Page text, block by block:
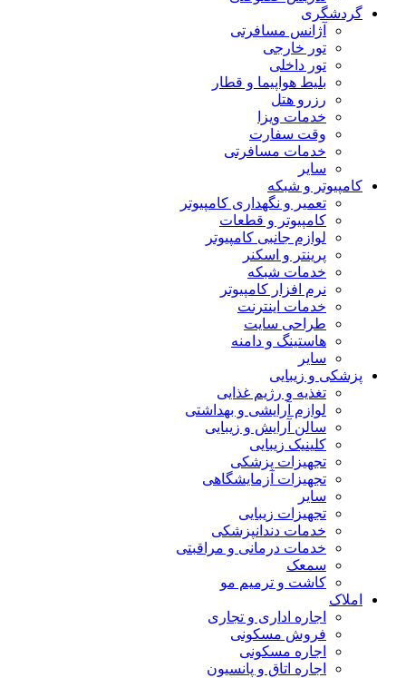
گردشگری
آژانس مسافرتی
تور خارجی
تور داخلی
بلیط هواپیما و قطار
رزرو هتل
خدمات ویزا
وقت سفارت
خدمات مسافرتی
سایر
کامپیوتر و شبکه
تعمیر و نگهداری کامپیوتر
کامپیوتر و قطعات
لوازم جانبی کامپیوتر
پرینتر و اسکنر
خدمات شبکه
نرم افزار کامپیوتر
خدمات اینترنت
طراحی سایت
هاستینگ و دامنه
سایر
پزشکی و زیبایی
تغذیه و رژیم غذایی
لوازم آرایشی و بهداشتی
سالن آرایش و زیبایی
کلینیک زیبایی
تجهیزات پزشکی
تجهیزات آزمایشگاهی
سایر
تجهیزات زیبایی
خدمات دندانپزشکی
خدمات درمانی و مراقبتی
سمعک
کاشت و ترمیم مو
املاک
اجاره اداری و تجاری
فروش مسکونی
اجاره مسکونی
اجاره اتاق و پانسیون